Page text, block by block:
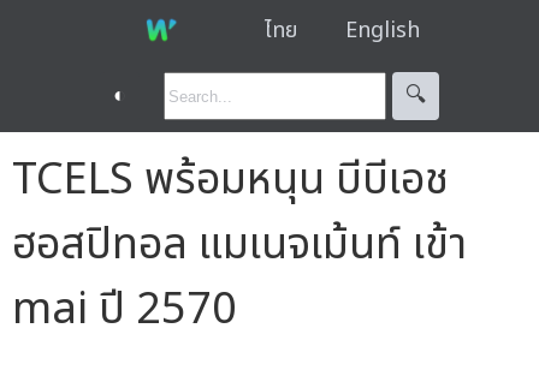
ไทย English
◐ 🔍︎
TCELS พร้อมหนุน บีบีเอช
ฮอสปิทอล แมเนจเม้นท์ เข้า
mai ปี 2570